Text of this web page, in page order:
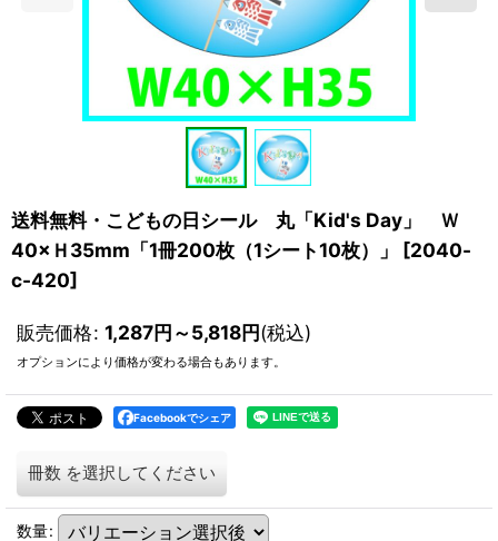
送料無料・こどもの日シール 丸「Kid's Day」 Ｗ
40×Ｈ35mm「1冊200枚（1シート10枚）」
[2040-
c-420]
販売価格: 1,287円～5,818円(税込)
オプションにより価格が変わる場合もあります。
Facebookでシェア
冊数 を選択してください
数量: